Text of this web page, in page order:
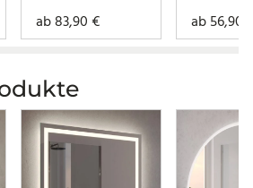
ab83,90€ ab56,90